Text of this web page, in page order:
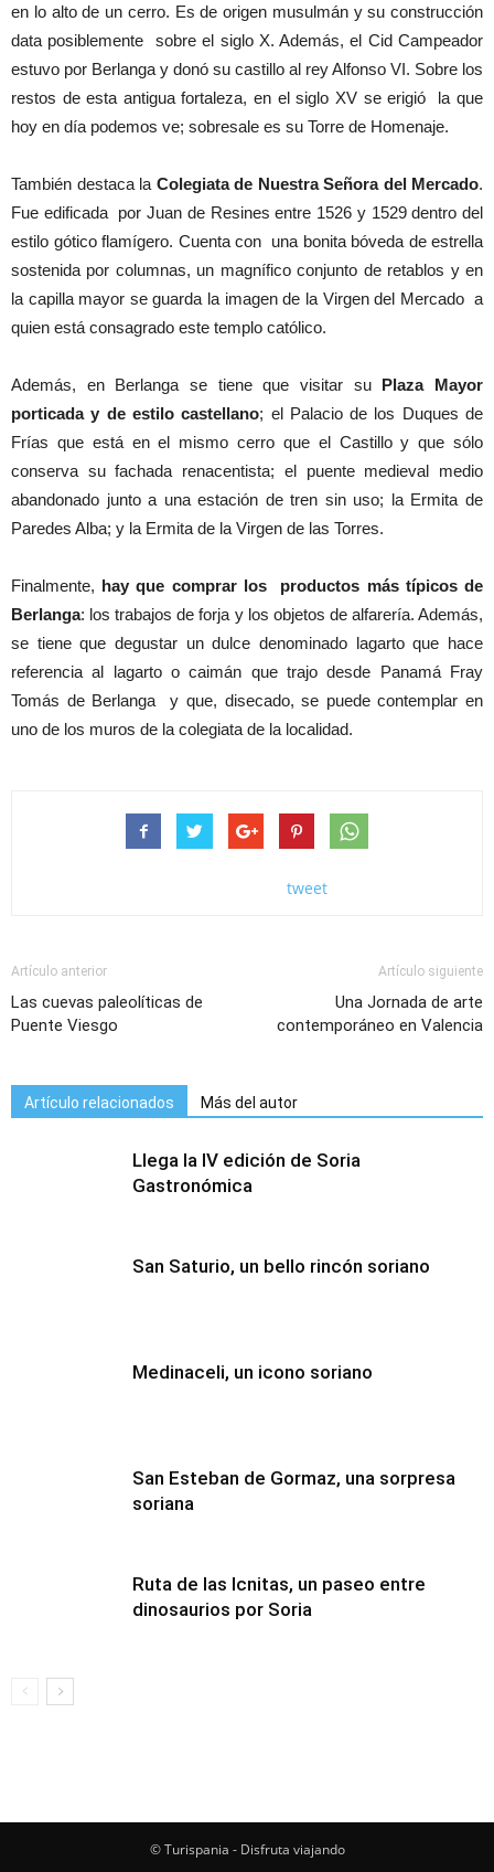
en lo alto de un cerro. Es de origen musulmán y su construcción
data posiblemente sobre el siglo X. Además, el Cid Campeador
estuvo por Berlanga y donó su castillo al rey Alfonso VI. Sobre los
restos de esta antigua fortaleza, en el siglo XV se erigió la que
hoy en día podemos ve; sobresale es su Torre de Homenaje.
También destaca la Colegiata de Nuestra Señora del Mercado.
Fue edificada por Juan de Resines entre 1526 y 1529 dentro del
estilo gótico flamígero. Cuenta con una bonita bóveda de estrella
sostenida por columnas, un magnífico conjunto de retablos y en
la capilla mayor se guarda la imagen de la Virgen del Mercado a
quien está consagrado este templo católico.
Además, en Berlanga se tiene que visitar suPlaza Mayor
porticada y de estilo castellano; el Palacio de los Duques de
Frías que está en el mismo cerro que el Castillo y que sólo
conserva su fachada renacentista; el puente medieval medio
abandonado junto a una estación de tren sin uso; la Ermita de
Paredes Alba; y la Ermita de la Virgen de las Torres.
Finalmente, hay que comprar los productos más típicos de
Berlanga: los trabajos de forja y los objetos de alfarería. Además,
se tiene que degustar un dulce denominado lagarto que hace
referencia al lagarto o caimán que trajo desde Panamá Fray
Tomás de Berlanga y que, disecado, se puede contemplar en
uno de los muros de la colegiata de la localidad.
tweet
Artículo anterior
Las cuevas paleolíticas de
Puente Viesgo
Artículo siguiente
Una Jornada de arte
contemporáneo en Valencia
Artículo relacionados Más del autor
Llega la IV edición de Soria
Gastronómica
San Saturio, un bello rincón soriano
Medinaceli, un icono soriano
San Esteban de Gormaz, una sorpresa
soriana
Ruta de las Icnitas, un paseo entre
dinosaurios por Soria
© Turispania - Disfruta viajando